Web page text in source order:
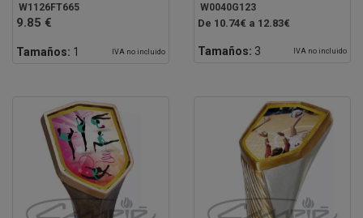
W1126FT665
9.85 €
Tamaños: 1 IVA no incluido
W0040G123
De 10.74€ a 12.83€
Tamaños: 3 IVA no incluido